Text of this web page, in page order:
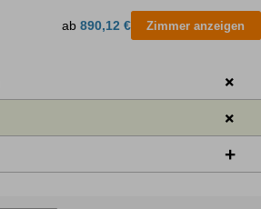
ab 890,12 € Zimmer anzeigen